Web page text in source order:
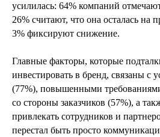
усилилась: 64% компаний
26% считают, что она осталась на
3% фиксируют снижение.
Главные факторы, которые
инвестировать в бренд, связаны с
(77%), повышенными
со стороны заказчиков (57%), а
привлекать сотрудников и
перестал быть просто